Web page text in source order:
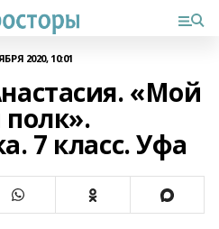
2020, 10:01
«Мой
7 класс. Уфа